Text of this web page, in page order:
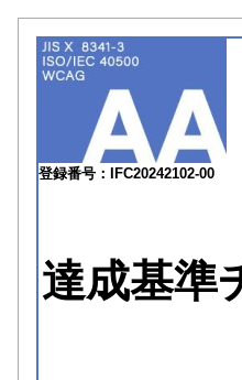
登録番号：IFC20242102-00
達成基準